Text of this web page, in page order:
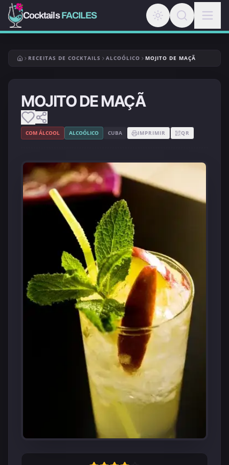
CocktailsFACILES
RECEITAS DE COCKTAILS ALCOÓLICO MOJITO DE MAÇÃ
MOJITO DE MAÇÃ
COM ÁLCOOL ALCOÓLICO CUBA IMPRIMIR QR